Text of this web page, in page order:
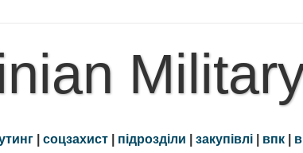
| соцзахист | підрозділи | закупівлі | впк |